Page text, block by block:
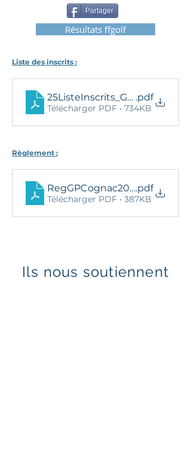
Partager
Résultats ffgolf
Liste des inscrits :
25ListeInscrits_GPCognac
.pdf
Télécharger PDF • 734KB
Règlement :
RegGPCognac2025.pdf
Télécharger PDF • 387KB
Ils nous soutiennent